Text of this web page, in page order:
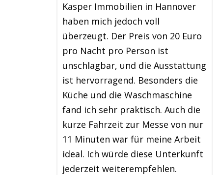
Kasper Immobilien in Hannover
haben mich jedoch voll
überzeugt. Der Preis von 20 Euro
pro Nacht pro Person ist
unschlagbar, und die Ausstattung
ist hervorragend. Besonders die
Küche und die Waschmaschine
fand ich sehr praktisch. Auch die
kurze Fahrzeit zur Messe von nur
11 Minuten war für meine Arbeit
ideal. Ich würde diese Unterkunft
jederzeit weiterempfehlen.